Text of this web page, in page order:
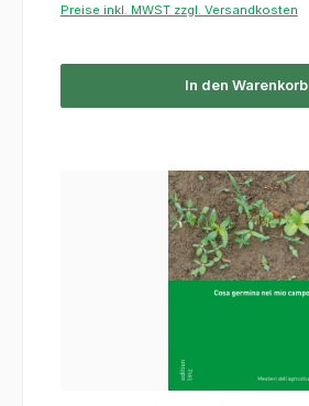
Preise inkl. MWST zzgl. Versandkosten
In den Warenkorb